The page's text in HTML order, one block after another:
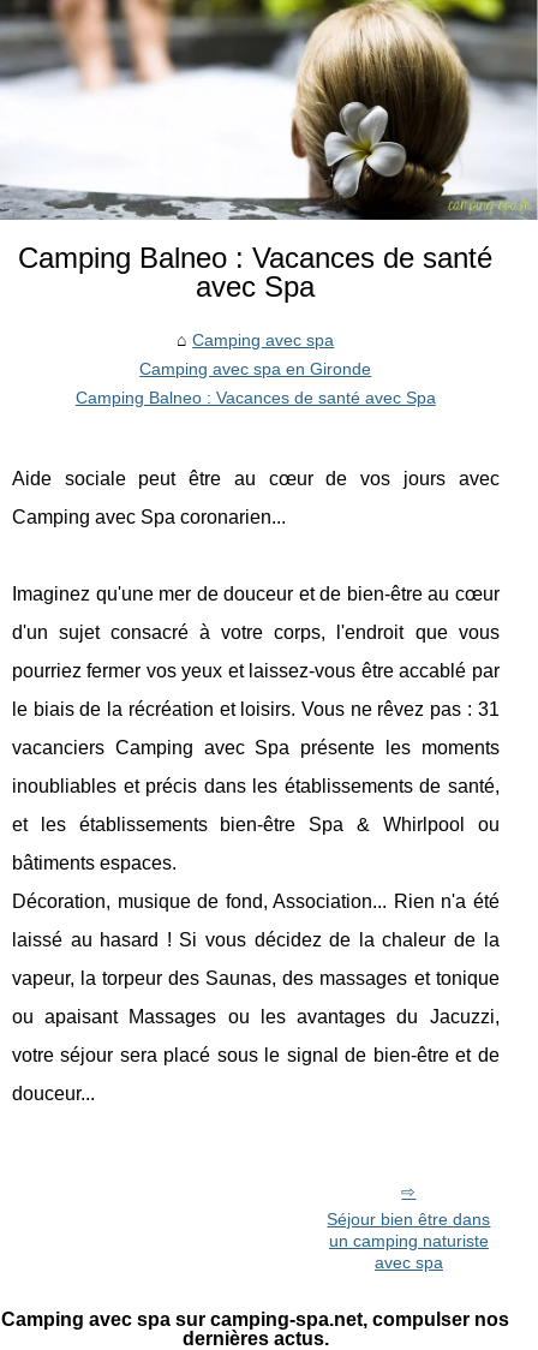
Camping Balneo : Vacances de santé
avec Spa
Camping avec spa
Camping avec spa en Gironde
Camping Balneo : Vacances de santé avec Spa
Aide sociale peut être au cœur de vos jours avec
Camping avec Spa coronarien...
Imaginez qu'une mer de douceur et de bien-être au cœur
d'un sujet consacré à votre corps, l'endroit que vous
pourriez fermer vos yeux et laissez-vous être accablé par
le biais de la récréation et loisirs. Vous ne rêvez pas : 31
vacanciers Camping avec Spa présente les moments
inoubliables et précis dans les établissements de santé,
et les établissements bien-être Spa & Whirlpool ou
bâtiments espaces.
Décoration, musique de fond, Association... Rien n'a été
laissé au hasard ! Si vous décidez de la chaleur de la
vapeur, la torpeur des Saunas, des massages et tonique
ou apaisant Massages ou les avantages du Jacuzzi,
votre séjour sera placé sous le signal de bien-être et de
douceur...
Séjour bien être dans
un camping naturiste
avec spa
Camping avec spa sur camping-spa.net, compulser nos
dernières actus.